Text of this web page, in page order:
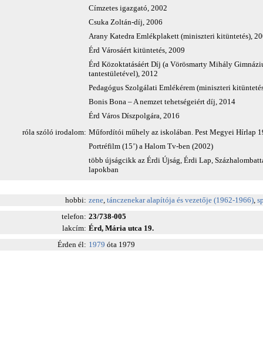
Címzetes igazgató, 2002
Csuka Zoltán-díj, 2006
Arany Katedra Emlékplakett (miniszteri kitüntetés),
Érd Városáért kitüntetés, 2009
Érd Közoktatásáért Díj (a Vörösmarty Mihály
tantestületével), 2012
Pedagógus Szolgálati Emlékérem (miniszteri
Bonis Bona – A nemzet tehetségeiért díj, 2014
Érd Város Díszpolgára, 2016
róla szóló irodalom: Műfordítói műhely az iskolában. Pest Megyei Hírlap
Portréfilm (15’) a Halom Tv-ben (2002)
több újságcikk az Érdi Újság, Érdi Lap,
lapokban
hobbi: zene, tánczenekar alapítója és vezetője (1962-1966),
telefon: 23/738-005
lakcím: Érd, Mária utca 19.
Érden él: 1979 óta 1979